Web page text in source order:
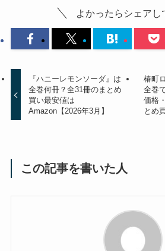
よかったらシェアし
『ハニーレモンソーダ』は
全巻何冊？全31冊のまとめ
買い最安値は
Amazon【2026年3月】
椿町
全巻
価格
とめ
この記事を書いた人